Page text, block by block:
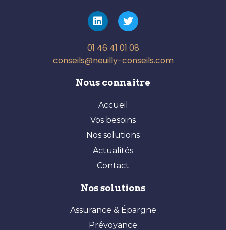
01 46 41 01 08
conseils@neuilly-conseils.com
Nous connaître
Accueil
Vos besoins
Nos solutions
Actualités
Contact
Nos solutions
Assurance & Épargne
Prévoyance